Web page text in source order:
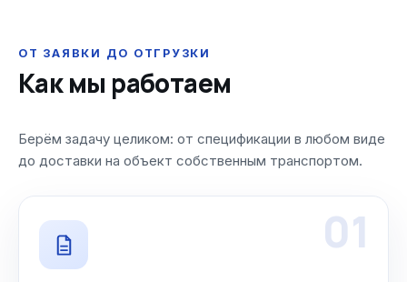
ОТ ЗАЯВКИ ДО ОТГРУЗКИ
Как мы работаем
Берём задачу целиком: от спецификации в любом виде
до доставки на объект собственным транспортом.
01